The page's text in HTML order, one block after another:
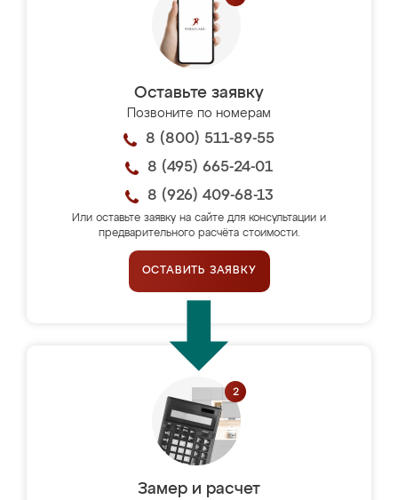
Оставьте заявку
Позвоните по номерам
8 (800) 511-89-55
8 (495) 665-24-01
8 (926) 409-68-13
Или оставьте заявку на сайте для консультации и
предварительного расчёта стоимости.
ОСТАВИТЬ ЗАЯВКУ
Замер и расчет